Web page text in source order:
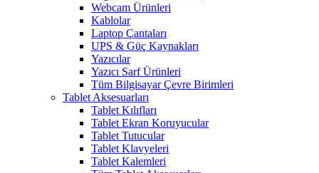
Webcam Ürünleri
Kablolar
Laptop Çantaları
UPS & Güç Kaynakları
Yazıcılar
Yazıcı Sarf Ürünleri
Tüm Bilgisayar Çevre Birimleri
Tablet Aksesuarları
Tablet Kılıfları
Tablet Ekran Koruyucular
Tablet Tutucular
Tablet Klavyeleri
Tablet Kalemleri